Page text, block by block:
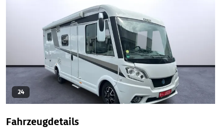
24
Fahrzeugdetails